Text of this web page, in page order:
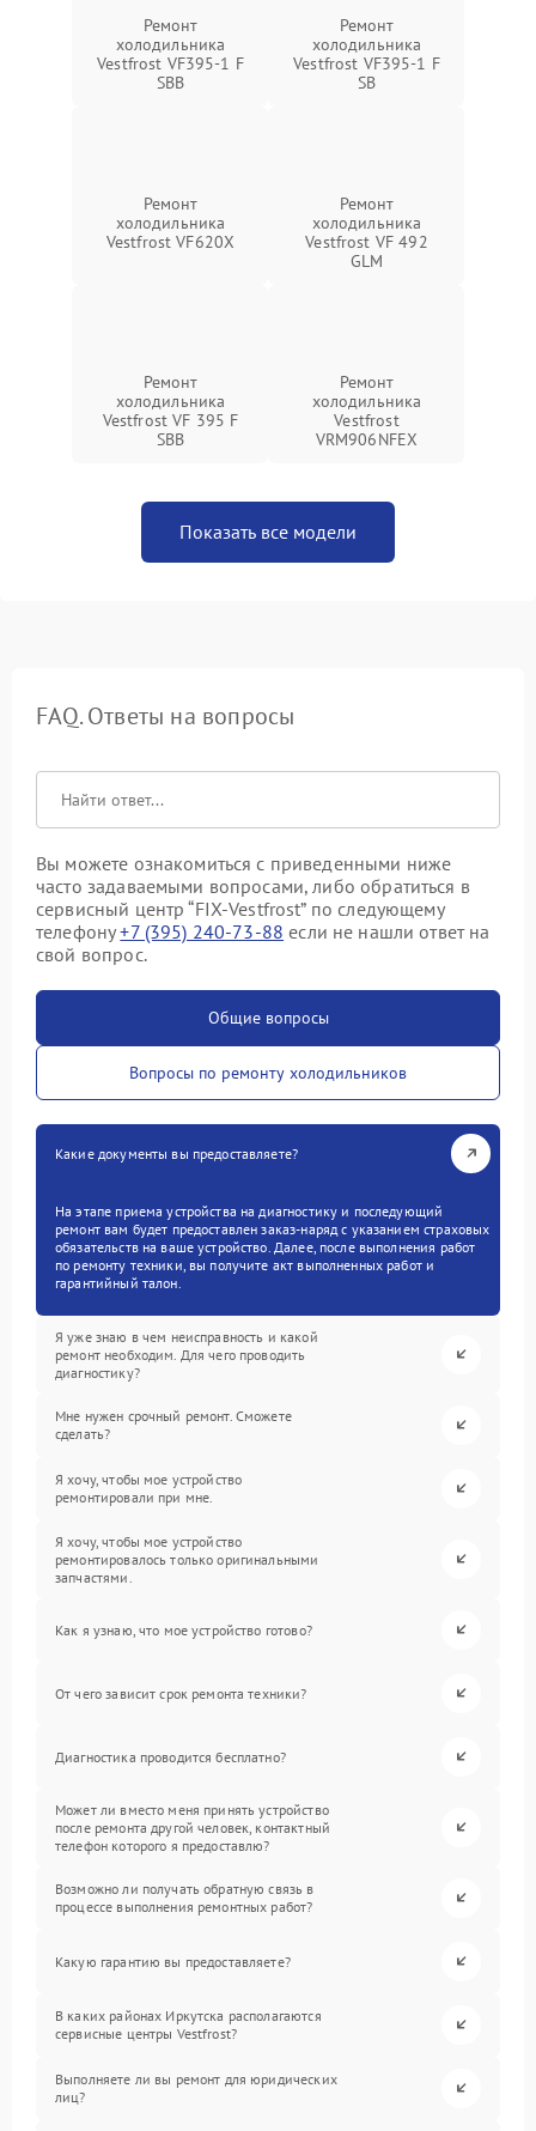
Ремонт
холодильника
Vestfrost VF395-1 F
SBB
Ремонт
холодильника
Vestfrost VF395-1 F
SB
Ремонт
холодильника
Vestfrost VF620X
Ремонт
холодильника
Vestfrost VF 492
GLM
Ремонт
холодильника
Vestfrost VF 395 F
SBB
Ремонт
холодильника
Vestfrost
VRM906NFEX
Показать все модели
FAQ. Ответы на вопросы
Вы можете ознакомиться с приведенными ниже
часто задаваемыми вопросами, либо обратиться в
сервисный центр “FIX-Vestfrost” по следующему
телефону+7 (395) 240-73-88 если не нашли ответ на
свой вопрос.
Общие вопросы
Вопросы по ремонту холодильников
Какие документы вы предоставляете?
На этапе приема устройства на диагностику и последующий
ремонт вам будет предоставлен заказ-наряд с указанием страховых
обязательств на ваше устройство. Далее, после выполнения работ
по ремонту техники, вы получите акт выполненных работ и
гарантийный талон.
Я уже знаю в чем неисправность и какой
ремонт необходим. Для чего проводить
диагностику?
Мне нужен срочный ремонт. Сможете
сделать?
Я хочу, чтобы мое устройство
ремонтировали при мне.
Я хочу, чтобы мое устройство
ремонтировалось только оригинальными
запчастями.
Как я узнаю, что мое устройство готово?
От чего зависит срок ремонта техники?
Диагностика проводится бесплатно?
Может ли вместо меня принять устройство
после ремонта другой человек, контактный
телефон которого я предоставлю?
Возможно ли получать обратную связь в
процессе выполнения ремонтных работ?
Какую гарантию вы предоставляете?
В каких районах Иркутска располагаются
сервисные центры Vestfrost?
Выполняете ли вы ремонт для юридических
лиц?